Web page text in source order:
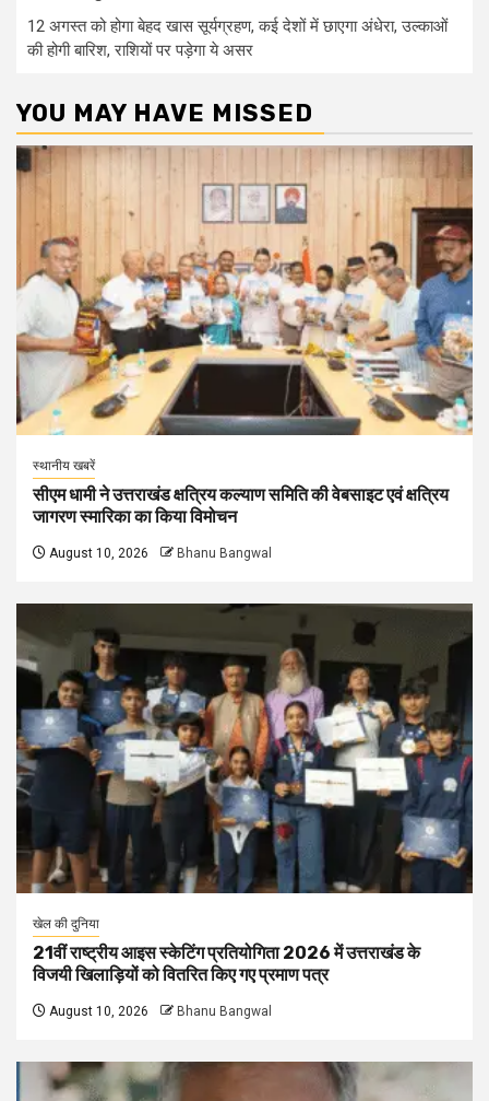
12 अगस्त को होगा बेहद खास सूर्यग्रहण, कई देशों में छाएगा अंधेरा, उल्काओं
की होगी बारिश, राशियों पर पड़ेगा ये असर
YOU MAY HAVE MISSED
स्थानीय खबरें
सीएम धामी ने उत्तराखंड क्षत्रिय कल्याण समिति की वेबसाइट एवं क्षत्रिय
जागरण स्मारिका का किया विमोचन
August 10, 2026 Bhanu Bangwal
खेल की दुनिया
21वीं राष्ट्रीय आइस स्केटिंग प्रतियोगिता 2026 में उत्तराखंड के
विजयी खिलाड़ियों को वितरित किए गए प्रमाण पत्र
August 10, 2026 Bhanu Bangwal